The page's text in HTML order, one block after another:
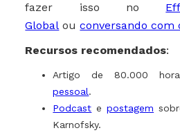
fazer isso no
Global ouconversando com
Recursos recomendados:
Artigo de 80.000
pessoal.
Podcast epostagem
Karnofsky.